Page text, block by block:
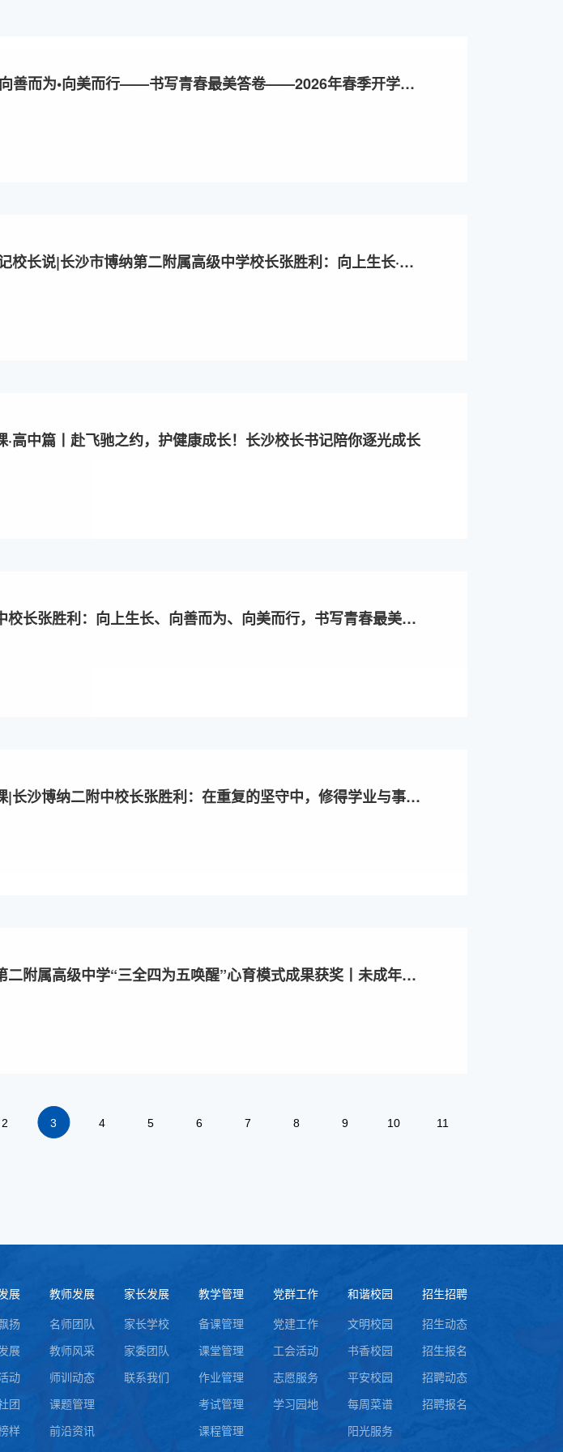
善而为•向美而行——书写青春最美答卷——2026年春季开学典
校长说|长沙市博纳第二附属高级中学校长张胜利：向上生长·向
·高中篇丨赴飞驰之约，护健康成长！长沙校长书记陪你逐光成长
校长张胜利：向上生长、向善而为、向美而行，书写青春最美答
|长沙博纳二附中校长张胜利：在重复的坚守中，修得学业与事业
二附属高级中学“三全四为五唤醒”心育模式成果获奖丨未成年人
2 3 4 5 6 7 8 9 10 11
展
扬
展
动
团
样
教师发展
名师团队
教师风采
师训动态
课题管理
前沿资讯
家长发展
家长学校
家委团队
联系我们
教学管理
备课管理
课堂管理
作业管理
考试管理
课程管理
党群工作
党建工作
工会活动
志愿服务
学习园地
和谐校园
文明校园
书香校园
平安校园
每周菜谱
阳光服务
招生招聘
招生动态
招生报名
招聘动态
招聘报名